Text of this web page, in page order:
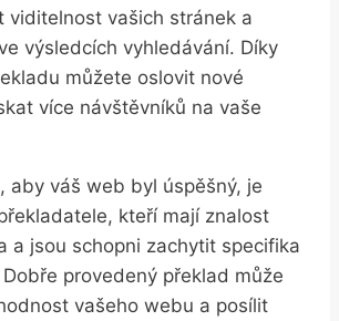
viditelnost vašich stránek a
výsledcích vyhledávání. Díky​
⁢můžete oslovit nové
⁤více ​návštěvníků na⁣ vaše
aby ​váš ‌web ‍byl úspěšný, je​
kteří‍ mají znalost
a jsou schopni​ zachytit specifika
provedený překlad⁣ může⁣
vašeho webu a posílit⁢